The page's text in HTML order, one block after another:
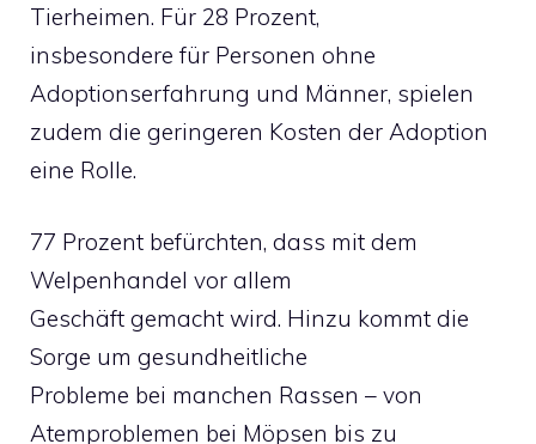
Tierheimen. Für 28 Prozent,
insbesondere für Personen ohne
Adoptionserfahrung und Männer, spielen
zudem die geringeren Kosten der Adoption
eine Rolle.
77 Prozent befürchten, dass mit dem
Welpenhandel vor allem
Geschäft gemacht wird. Hinzu kommt die
Sorge um gesundheitliche
Probleme bei manchen Rassen – von
Atemproblemen bei Möpsen bis zu